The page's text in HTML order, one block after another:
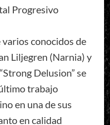
Progresivo
conocidos de
Liljegren (Narnia) y
Delusion” se
trabajo
en una de sus
en calidad